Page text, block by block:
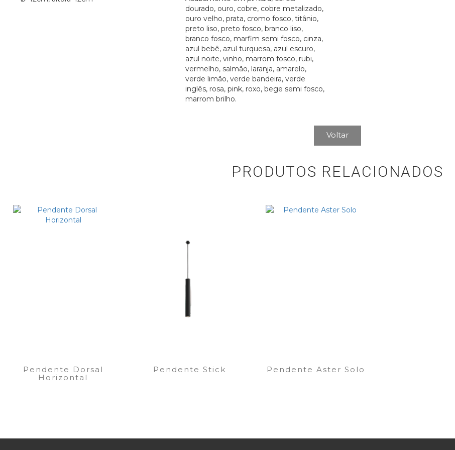
dourado, ouro, cobre, cobre metalizado,
ouro velho, prata, cromo fosco, titânio,
preto liso, preto fosco, branco liso,
branco fosco, marfim semi fosco, cinza,
azul bebê, azul turquesa, azul escuro,
azul noite, vinho, marrom fosco, rubi,
vermelho, salmão, laranja, amarelo,
verde limão, verde bandeira, verde
inglês, rosa, pink, roxo, bege semi fosco,
marrom brilho.
Voltar
PRODUTOS RELACIONADOS
Pendente Dorsal
Horizontal
Pendente Stick Pendente Aster Solo